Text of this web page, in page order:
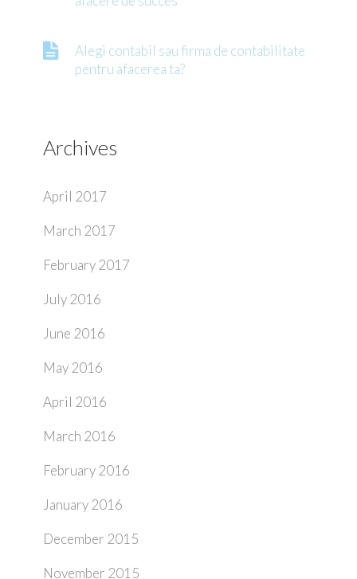
Alegi contabil sau firma de contabilitate
pentru afacerea ta?
Archives
April 2017
March 2017
February 2017
July 2016
June 2016
May 2016
April 2016
March 2016
February 2016
January 2016
December 2015
November 2015